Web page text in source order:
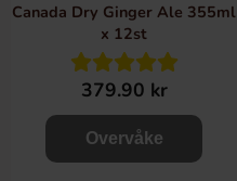
Canada Dry Ginger Ale 355ml
x 12st
379.90 kr
Overvåke